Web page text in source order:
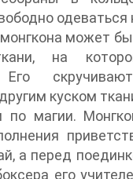
одеваться
может
на
Его
куском
по магии.
а перед
его